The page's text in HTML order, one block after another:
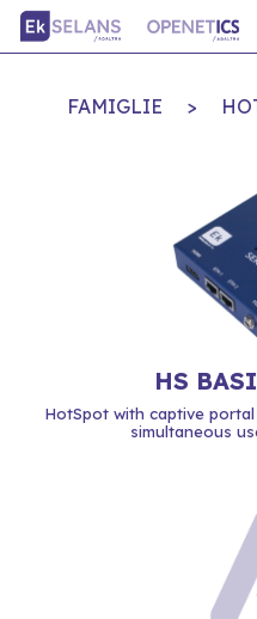
FAMIGLIE >
HS
HotSpot with captive
simultaneous